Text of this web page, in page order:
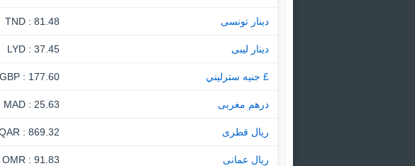
دينار تونسى 81.48 : TND
دينار ليبى 37.45 : LYD
£ جنيه سترليني 177.60 : GBP
درهم مغربى 25.63 : MAD
ريال قطرى 869.32 : QAR
ريال عمانى 91.83 : OMR